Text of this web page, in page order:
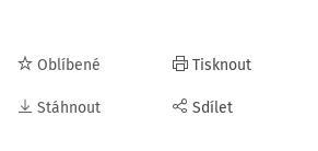
Oblíbené
Stáhnout
Tisknout
Sdílet